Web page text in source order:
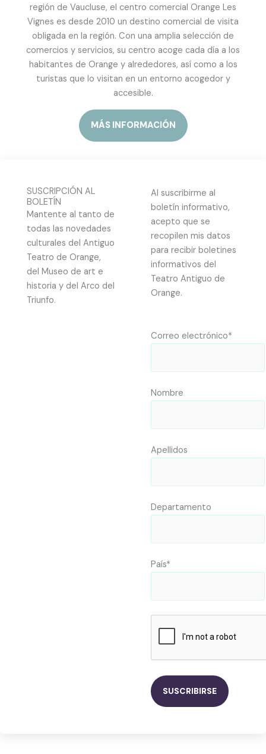
región de Vaucluse, el centro comercial Orange Les
Vignes es desde 2010 un destino comercial de visita
obligada en la región. Con una amplia selección de
comercios y servicios, su centro acoge cada día a los
habitantes de Orange y alrededores, así como a los
turistas que lo visitan en un entorno acogedor y
accesible.
MÁS INFORMACIÓN
SUSCRIPCIÓN AL
BOLETÍN
Mantente al tanto de
todas las novedades
culturales del Antiguo
Teatro de Orange,
del Museo de art e
historia y del Arco del
Triunfo.
Al suscribirme al
boletín informativo,
acepto que se
recopilen mis datos
para recibir boletines
informativos del
Teatro Antiguo de
Orange.
Correo electrónico*
Nombre
Apellidos
Departamento
País*